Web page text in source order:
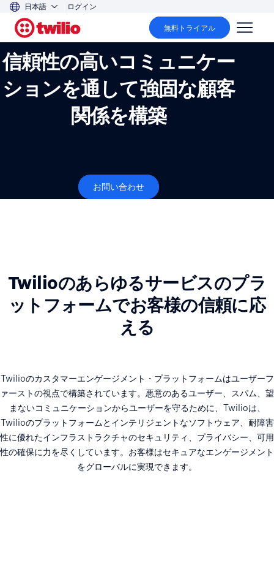
日本語 ログイン
無料トライアル
Twilioの信頼性
信頼性の高いコミュニケー
ションを通して強固な顧客
関係を構築
お問い合わせ
Twilioのあらゆるサービスのプラ
ットフォームでお客様の信頼に応
える
Twilioのカスタマーエンゲージメント・プラットフォームはユーザーフ
ァーストの視点で構築されています。悪意のあるユーザー、スパム、望
まないコミュニケーションからユーザーを守るために、Twilioは、
Twilioのプラットフォームとインテリジェントなソフトウェア、耐障害
性に優れたインフラストラクチャのセキュリティ、プライバシー、可用
性の確保に力を尽くしています。お客様はセキュアなエンゲージメント
をグローバルに実現できます。